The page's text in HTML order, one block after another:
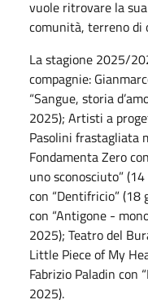
vuole ritrovare la
comunità, terreno di
La stagione 2025/
compagnie:
“Sangue, storia
2025); Artisti a
Pasolini frastagliata
Fondamenta Zero
uno sconosciuto”
con “Dentifricio” (18
con “Antigone -
2025); Teatro del
Little Piece of My
Fabrizio Paladin con
2025).